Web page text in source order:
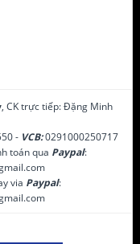
, CK trực tiếp: Đặng Minh
- VCB:0291000250717
toán qua Paypal:
via Paypal: